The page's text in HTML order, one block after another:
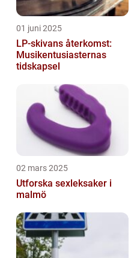
01 juni 2025
LP-skivans återkomst:
Musikentusiasternas
tidskapsel
02 mars 2025
Utforska sexleksaker i
malmö